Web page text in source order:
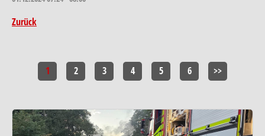
Zurück
1 2 3 4 5 6 >>